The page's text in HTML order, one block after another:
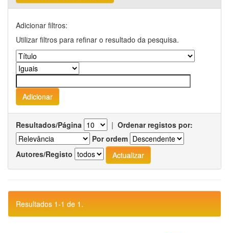
Adicionar filtros:
Utilizar filtros para refinar o resultado da pesquisa.
Resultados/Página | Ordenar registos por:
Por ordem
Autores/Registo
Resultados 1-1 de 1.